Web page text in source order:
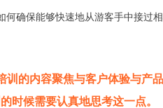
确保能够快速地从游客手中接过
的内容聚焦与客户体验与产
时候需要认真地思考这一点。